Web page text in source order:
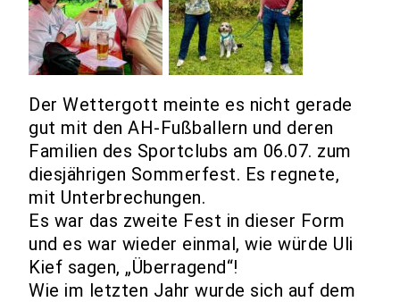
Der Wettergott meinte es nicht gerade
gut mit den AH-Fußballern und deren
Familien des Sportclubs am 06.07. zum
diesjährigen Sommerfest. Es regnete,
mit Unterbrechungen.
Es war das zweite Fest in dieser Form
und es war wieder einmal, wie würde Uli
Kief sagen, „Überragend“!
Wie im letzten Jahr wurde sich auf dem